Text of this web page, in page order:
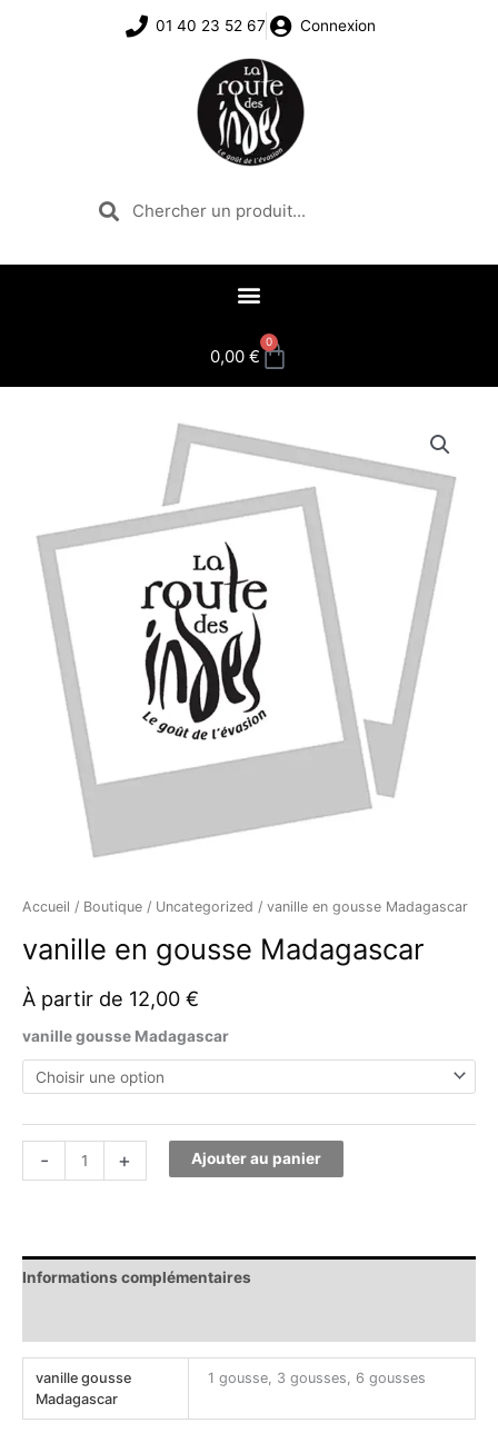
01 40 23 52 67 Connexion
RechercherRechercher
0,00 €
0
Panier
Accueil / Boutique / Uncategorized / vanille en gousse Madagascar
vanille en gousse Madagascar
À partir de 12,00 €
vanille gousse Madagascar
-
gousse
Madagascar
+ Ajouter au panier
Informations complémentaires
vanille gousse
Madagascar
1 gousse, 3 gousses, 6 gousses